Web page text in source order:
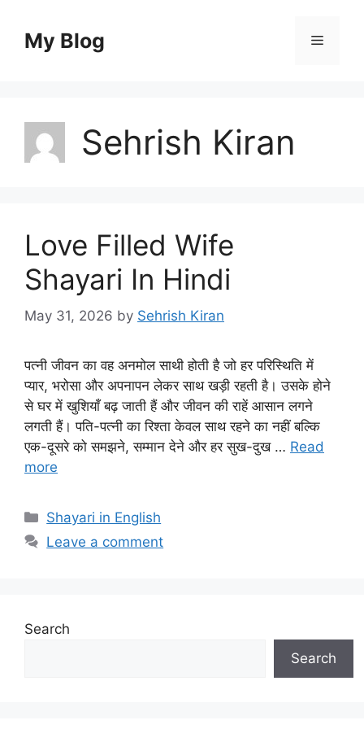
contentMy Blog Menu
Sehrish Kiran
Love Filled Wife
Shayari In Hindi
May 31, 2026 by Sehrish Kiran
पत्नी जीवन का वह अनमोल साथी होती है जो हर परिस्थिति में
प्यार, भरोसा और अपनापन लेकर साथ खड़ी रहती है। उसके होने
से घर में खुशियाँ बढ़ जाती हैं और जीवन की राहें आसान लगने
लगती हैं। पति-पत्नी का रिश्ता केवल साथ रहने का नहीं बल्कि
एक-दूसरे को समझने, सम्मान देने और हर सुख-दुख … Read
more
Categories
Shayari in English
Leave a comment
Search
Search